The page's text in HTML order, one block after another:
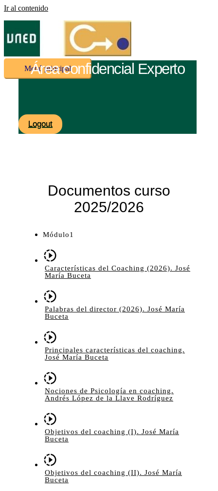
Ir al contenido
Menú principal
Área confidencial Experto
Logout
Documentos curso
2025/2026
Módulo1
Características del Coaching (2026). José
María Buceta
Palabras del director (2026). José María
Buceta
Principales características del coaching.
José María Buceta
Nociones de Psicología en coaching.
Andrés López de la Llave Rodríguez
Objetivos del coaching (I). José María
Buceta
Objetivos del coaching (II). José María
Buceta